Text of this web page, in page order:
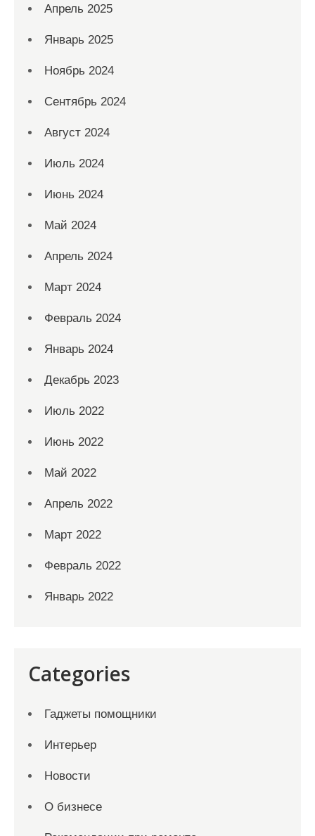
Апрель 2025
Январь 2025
Ноябрь 2024
Сентябрь 2024
Август 2024
Июль 2024
Июнь 2024
Май 2024
Апрель 2024
Март 2024
Февраль 2024
Январь 2024
Декабрь 2023
Июль 2022
Июнь 2022
Май 2022
Апрель 2022
Март 2022
Февраль 2022
Январь 2022
Categories
Гаджеты помощники
Интерьер
Новости
О бизнесе